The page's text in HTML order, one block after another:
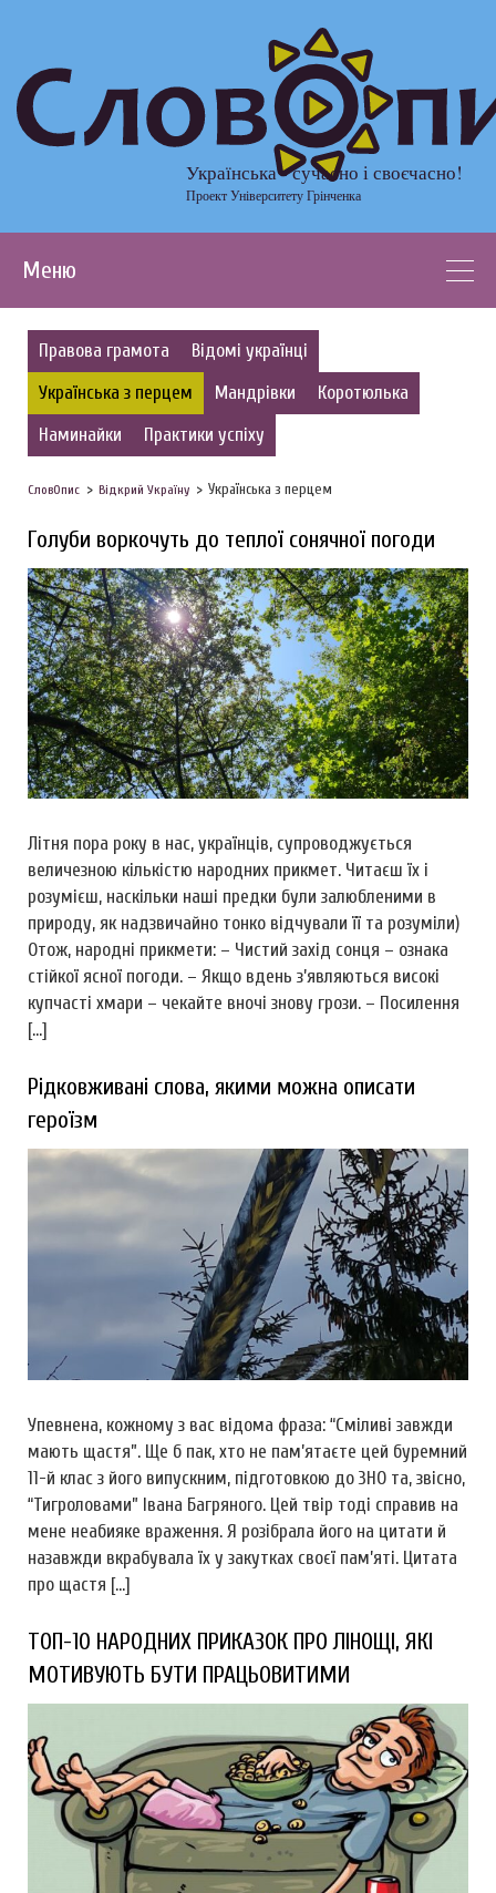
Українська - сучасно і своєчасно!
Проект Університету Грінченка
Меню
Правова грамота
Відомі українці
Українська з перцем
Мандрівки
Коротюлька
Наминайки
Практики успіху
СловОпис Відкрий Україну Українська з перцем
Голуби воркочуть до теплої сонячної погоди
Літня пора року в нас, українців, супроводжується
величезною кількістю народних прикмет. Читаєш їх і
розумієш, наскільки наші предки були залюбленими в
природу, як надзвичайно тонко відчували її та розуміли)
Отож, народні прикмети: – Чистий захід сонця – ознака
стійкої ясної погоди. – Якщо вдень з’являються високі
купчасті хмари – чекайте вночі знову грози. – Посилення
[…]
Рідковживані слова, якими можна описати
героїзм
Упевнена, кожному з вас відома фраза: “Сміливі завжди
мають щастя”. Ще б пак, хто не пам’ятаєте цей буремний
11-й клас з його випускним, підготовкою до ЗНО та, звісно,
“Тигроловами” Івана Багряного. Цей твір тоді справив на
мене неабияке враження. Я розібрала його на цитати й
назавжди вкрабувала їх у закутках своєї пам’яті. Цитата
про щастя […]
ТОП-10 НАРОДНИХ ПРИКАЗОК ПРО ЛІНОЩІ, ЯКІ
МОТИВУЮТЬ БУТИ ПРАЦЬОВИТИМИ